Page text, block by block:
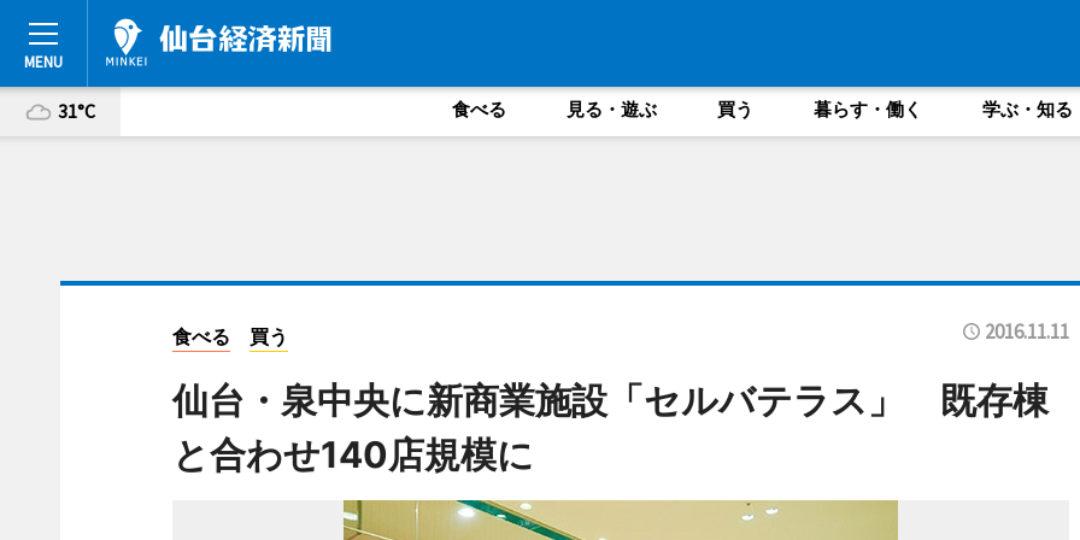
31°C 食べる 見る・遊ぶ 買う 暮らす・働く 学ぶ・知る
食べる 買う 2016.11.11
仙台・泉中央に新商業施設「セルバテラス」 既存棟
と合わせ140店規模に